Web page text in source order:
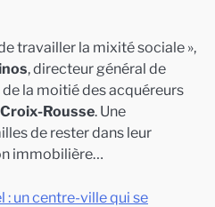
travailler la mixité sociale »,
, directeur général de
de la moitié des acquéreurs
Rousse. Une
de rester dans leur
immobilière…
: un centre-ville qui se